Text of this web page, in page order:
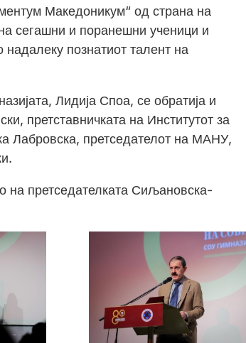
Македоникум“ од страна на
сегашни и поранешни ученици и
познатиот талент на
Лидија Споа, се обратија и
претставничката на Институтот за
Лабровска, претседателот на МАНУ,
на претседателката Сиљановска-